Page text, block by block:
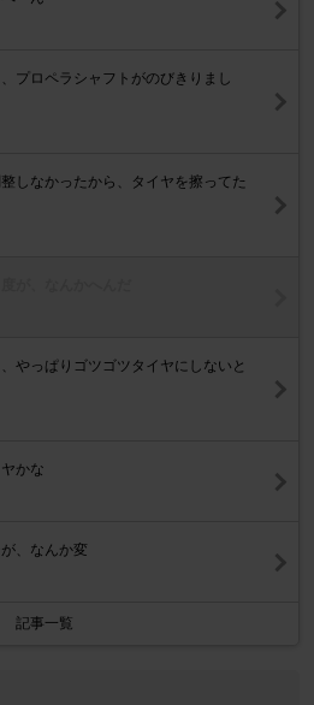
プロペラシャフトがのびきりまし
しなかったから、タイヤを擦ってた
やっぱりゴツゴツタイヤにしないと
かな
、なんか変
記事一覧